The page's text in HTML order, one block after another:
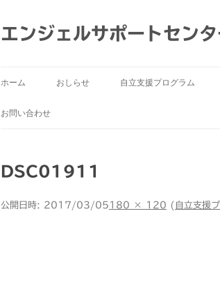
ン
ツ
ッ
エンジェルサポートセン
ホーム おしらせ 自立支援プログラム
お問い合わせ
DSC01911
公開日時: 2017/03/05 180 × 120 ( 自立支援